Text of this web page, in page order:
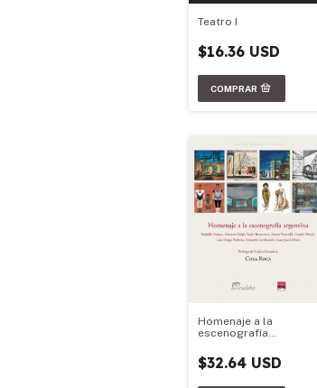
Teatro I
$16.36 USD
Homenaje a la
escenografía
$32.64 USD